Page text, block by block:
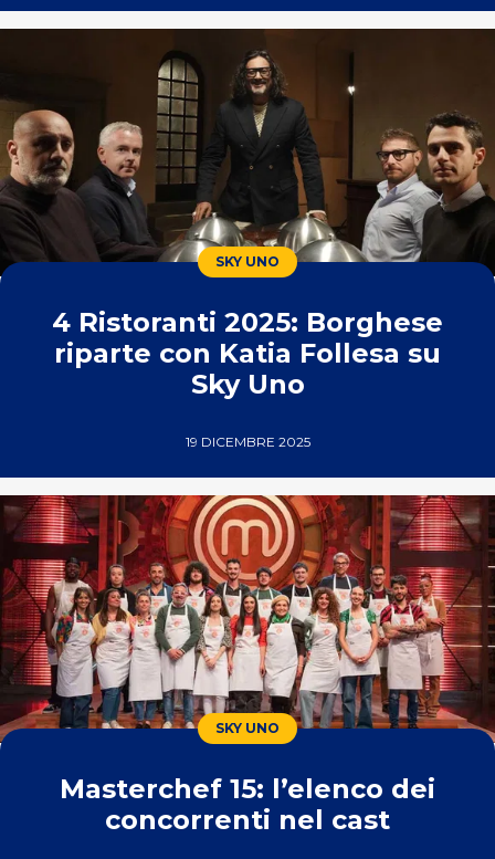
SKY UNO
4 Ristoranti 2025: Borghese
riparte con Katia Follesa su
Sky Uno
19 DICEMBRE 2025
SKY UNO
Masterchef 15: l’elenco dei
concorrenti nel cast